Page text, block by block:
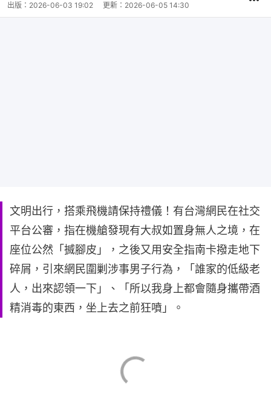
出版： 2026-06-03 19:02 更新： 2026-06-05 14:30
文明出行，搭乘飛機請保持禮儀！有台灣網民在社交
平台公審，指在機艙發現有大叔如置身無人之境，在
座位公然「搣腳皮」，之後又用安全指南卡撥走地下
碎屑，引來網民圍剿涉事男子行為，「誰家的低級老
人，出來認領一下」、「所以我身上都會隨身攜帶酒
精消毒的東西，坐上去之前狂噴」。